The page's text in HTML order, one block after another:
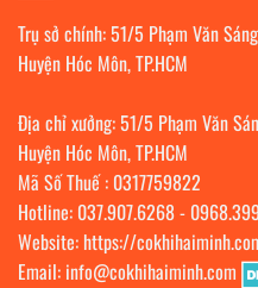
Trụ sở chính: 51/5 Phạm Văn
Huyện Hóc Môn, TP.HCM
Địa chỉ xưởng: 51/5 Phạm Văn
Huyện Hóc Môn, TP.HCM
Mã Số Thuế : 0317759822
Hotline: 037.907.6268-
Website: https://
Email: info@cokhihaiminh.com